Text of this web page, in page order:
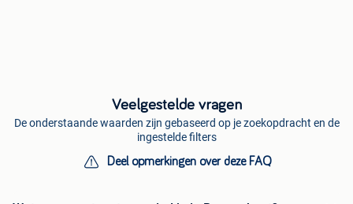
Veelgestelde vragen
De onderstaande waarden zijn gebaseerd op je zoekopdracht en de
ingestelde filters
Deel opmerkingen over deze FAQ